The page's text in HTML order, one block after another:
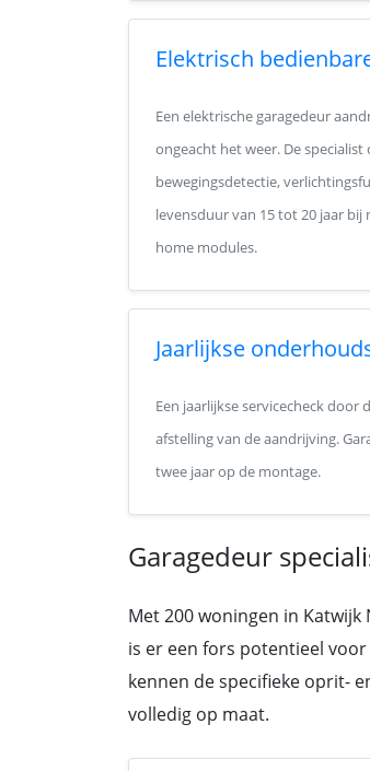
Elektrisch
Een elektrische garagedeur
ongeacht het weer. De
bewegingsdetectie,
levensduur van 15 tot 20 jaar
home modules.
Jaarlijkse
Een jaarlijkse servicecheck
afstelling van de aandrijving.
twee jaar op de montage.
Garagedeur
Met 200 woningen in
is er een fors potentieel
kennen de specifieke oprit-
volledig op maat.